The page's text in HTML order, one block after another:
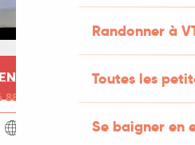
Randonner à
Toutes les
Se baigner en
TERMINÉ
88 94 42